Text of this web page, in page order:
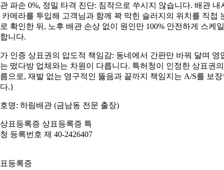
파손 0%, 정밀 타격 진단: 짐작으로 쑤시지 않습니다. 배관 내
카메라를 투입해 고객님과 함께 꽉 막힌 슬러지의 위치를 직접
확인한 뒤, 노후 배관 손상 없이 원인만 100% 안전하게 스케일
니다.
인증 상표권의 압도적 책임감: 동네에서 간판만 바꿔 달며 영
떴다방 업체와는 차원이 다릅니다. 특허청이 인정한 상표권의
으로, 재발 없는 영구적인 뚫음과 끝까지 책임지는 A/S를 보장
.}
명: 하림배관 (금남동 전문 출장)
등록증